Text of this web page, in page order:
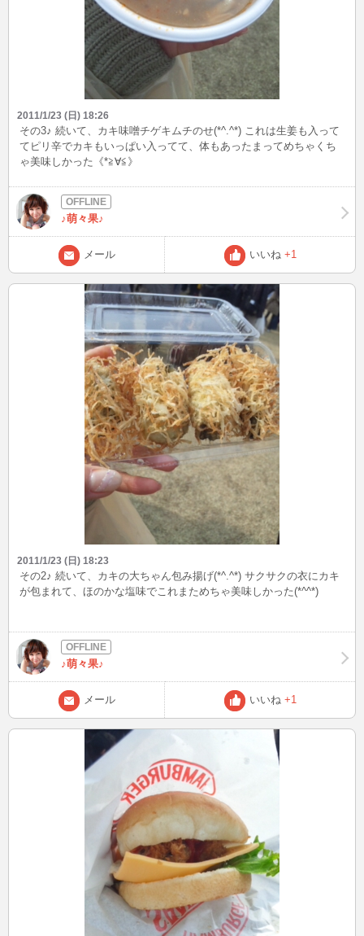
2011/1/23 (日) 18:26
その3♪ 続いて、カキ味噌チゲキムチのせ(*^.^*) これは生姜も入って
てピリ辛でカキもいっぱい入ってて、体もあったまってめちゃくち
ゃ美味しかった《*≧∀≦》
♪萌々果♪
メール いいね +1
2011/1/23 (日) 18:23
その2♪ 続いて、カキの大ちゃん包み揚げ(*^.^*) サクサクの衣にカキ
が包まれて、ほのかな塩味でこれまためちゃ美味しかった(*^^*)
♪萌々果♪
メール いいね +1